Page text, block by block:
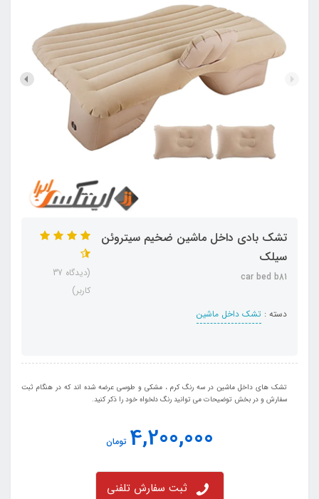
تشک بادی داخل ماشین ضخیم سیتروئن
سیلک
car bed b81
دسته : تشک داخل ماشین
(دیدگاه 37
کاربر)
تشک های داخل ماشین در سه رنگ کرم ، مشکی و طوسی عرضه شده اند که در هنگام ثبت
سفارش و در بخش توضیحات می توانید رنگ دلخواه خود را ذکر کنید.
4,200,000 تومان
ثبت سفارش تلفنی